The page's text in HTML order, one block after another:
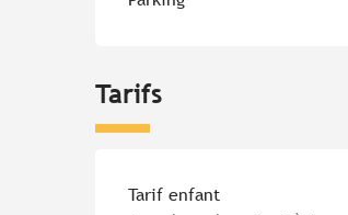
Tarifs
Tarifs 2026
Tarif enfant